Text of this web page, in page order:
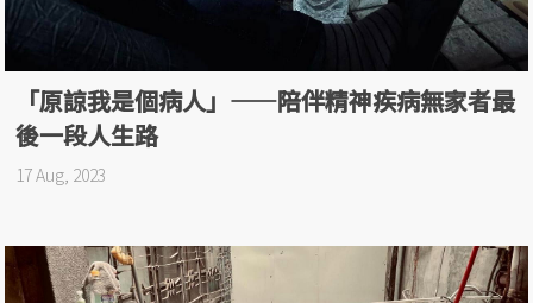
「原諒我是個病人」——陪伴精神疾病無家者最
後一段人生路
17 Aug, 2023